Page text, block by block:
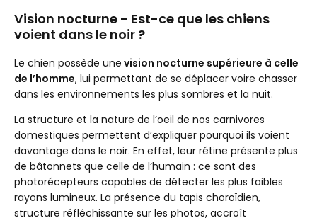
Vision nocturne - Est-ce que les chiens
voient dans le noir ?
Le chien possède une vision nocturne supérieure à celle
de l’homme, lui permettant de se déplacer voire chasser
dans les environnements les plus sombres et la nuit.
La structure et la nature de l’oeil de nos carnivores
domestiques permettent d’expliquer pourquoi ils voient
davantage dans le noir. En effet, leur rétine présente plus
de bâtonnets que celle de l’humain : ce sont des
photorécepteurs capables de détecter les plus faibles
rayons lumineux. La présence du tapis choroïdien,
structure réfléchissante sur les photos, accroît